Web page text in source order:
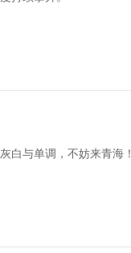
白与单调，不妨来青海！